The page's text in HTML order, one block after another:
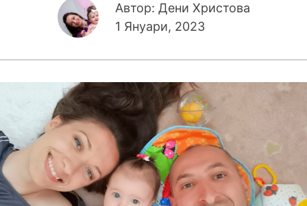
Автор: Дени Христова
1 Януари, 2023